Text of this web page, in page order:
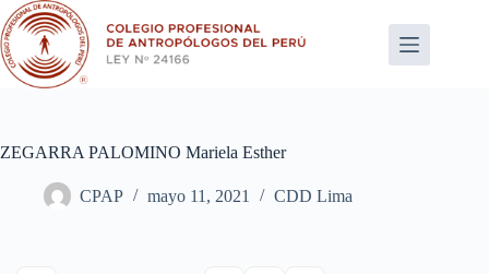
Saltar
al
contenido
ZEGARRA PALOMINO Mariela Esther
CPAP mayo 11, 2021 CDD Lima